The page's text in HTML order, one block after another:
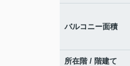
バルコニー面積
所在階 / 階建て